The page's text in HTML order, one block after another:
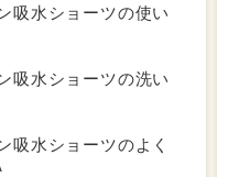
吸水ショーツの使い
吸水ショーツの洗い
吸水ショーツのよく